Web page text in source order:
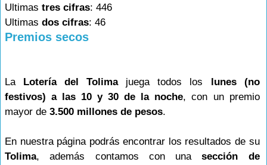
Ultimas tres cifras: 446
Ultimas dos cifras: 46
Premios secos
La Lotería del Tolimajuega todos los lunes (no
festivos) a las 10 y 30 de la noche, con un premio
mayor de 3.500 millones de pesos.
En nuestra página podrás encontrar los resultados de su
Tolima, además contamos con unasección de